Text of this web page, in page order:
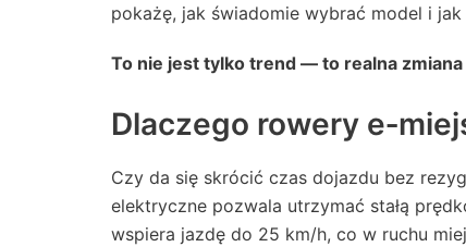
pokażę, jak świadomie wybrać model i
To nie jest tylko trend — to realna
Dlaczego rowery
Czy da się skrócić czas dojazdu bez
elektryczne pozwala utrzymać stałą
wspiera jazdę do 25 km/h, co w ruchu